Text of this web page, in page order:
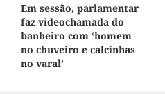
Em sessão, parlamentar
faz videochamada do
banheiro com ‘homem
no chuveiro e calcinhas
no varal’